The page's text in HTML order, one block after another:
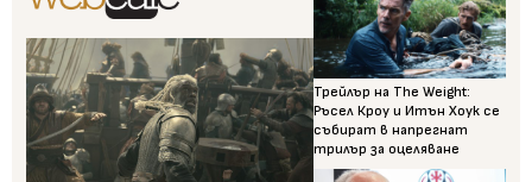
Трейлър на The Weight:
Ръсел Кроу и Итън Хоук се
събират в напрегнат
трилър за оцеляване